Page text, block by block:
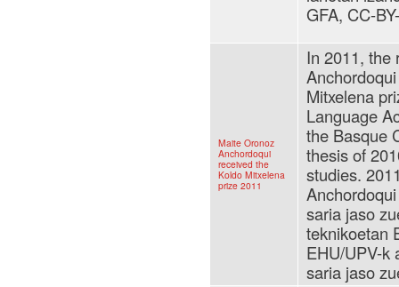
GFA, CC-
Maite Oronoz
Anchordoqui
received the
Koldo Mitxelena
prize 2011
In 2011, the
Mitxelena
Language
the Basque
thesis of
studies.
saria jaso
teknikoetan
EHU/UPV-k
saria jaso